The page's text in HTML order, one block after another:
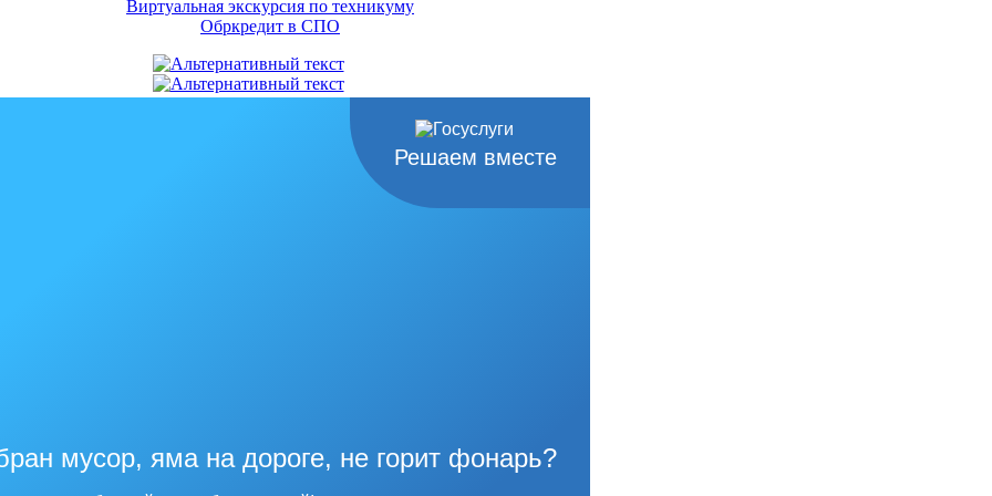
Виртуальная экскурсия по техникуму
Обркредит в СПО
Решаем вместе
мусор, яма на дороге, не горит фонарь?